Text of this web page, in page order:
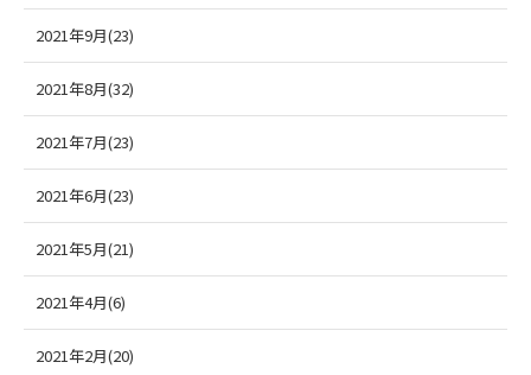
2021年9月(23)
2021年8月(32)
2021年7月(23)
2021年6月(23)
2021年5月(21)
2021年4月(6)
2021年2月(20)